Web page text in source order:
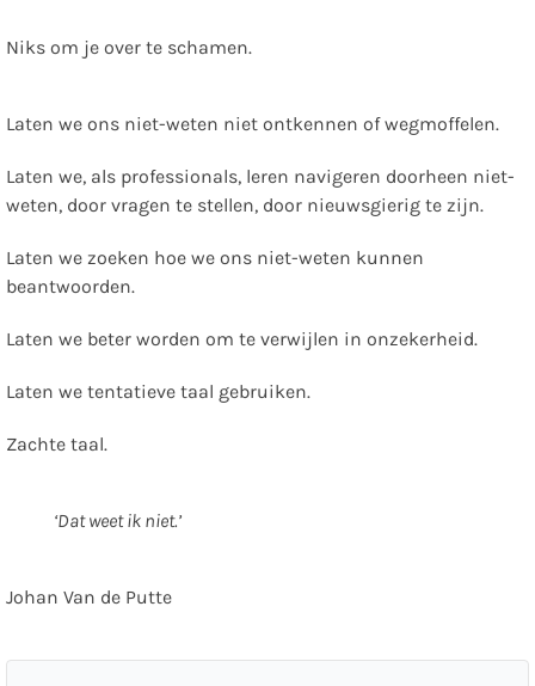
Niks om je over te schamen.
Laten we ons niet-weten niet ontkennen of wegmoffelen.
Laten we, als professionals, leren navigeren doorheen niet-
weten, door vragen te stellen, door nieuwsgierig te zijn.
Laten we zoeken hoe we ons niet-weten kunnen
beantwoorden.
Laten we beter worden om te verwijlen in onzekerheid.
Laten we tentatieve taal gebruiken.
Zachte taal.
‘Dat weet ik niet.’
Johan Van de Putte